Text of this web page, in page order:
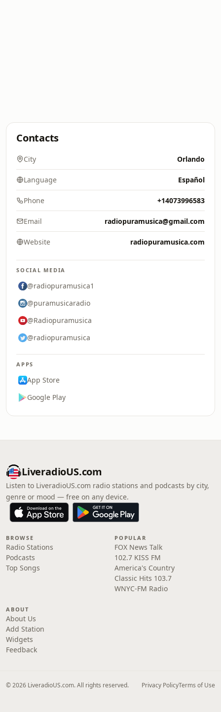
Contacts
City Orlando
Language Español
Phone +14073996583
Email radiopuramusica@gmail.com
Website radiopuramusica.com
SOCIAL MEDIA
@radiopuramusica1
@puramusicaradio
@Radiopuramusica
@radiopuramusica
APPS
App Store
Google Play
LiveradioUS.com
Listen to LiveradioUS.com radio stations and podcasts by city,
genre or mood — free on any device.
BROWSE
Radio Stations
Podcasts
Top Songs
POPULAR
FOX News Talk
102.7 KISS FM
America's Country
Classic Hits 103.7
WNYC-FM Radio
ABOUT
About Us
Add Station
Widgets
Feedback
© 2026 LiveradioUS.com. All rights reserved. Privacy PolicyTerms of Use